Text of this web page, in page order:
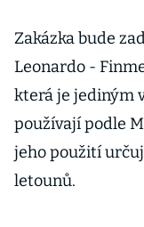
Zakázka bude
Leonardo -
která je jediným
používají podle
jeho použití
letounů.